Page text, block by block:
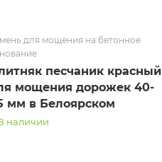
для мощения на бетонное
песчаник красный
мощения дорожек 40-
мм в Белоярском
наличии